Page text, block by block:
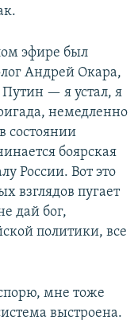
эфире был
Андрей Окара,
Путин — я устал, я
немедленно
состоянии
боярская
России. Вот это
взглядов пугает
дай бог,
политики, все
мне тоже
выстроена.